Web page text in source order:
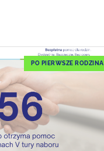
PO PIERWSZE RODZINA